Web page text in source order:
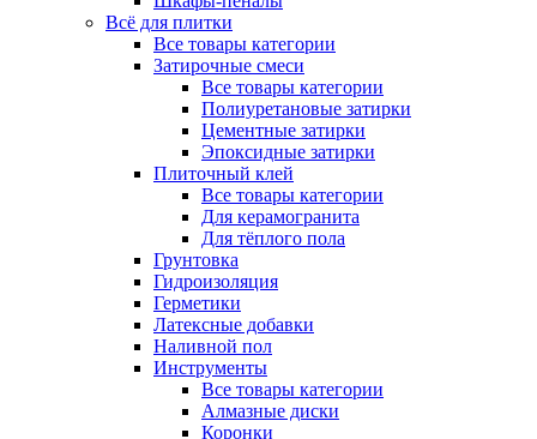
Всё для плитки
Все товары категории
Затирочные смеси
Все товары категории
Полиуретановые затирки
Цементные затирки
Эпоксидные затирки
Плиточный клей
Все товары категории
Для керамогранита
Для тёплого пола
Грунтовка
Гидроизоляция
Герметики
Латексные добавки
Наливной пол
Инструменты
Все товары категории
Алмазные диски
Коронки